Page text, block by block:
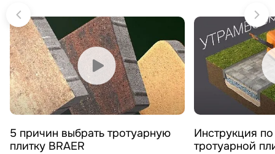
Смотреть видео
5 причин выбрать тротуарную
плитку BRAER
Смотреть
Инструкция
тротуарной